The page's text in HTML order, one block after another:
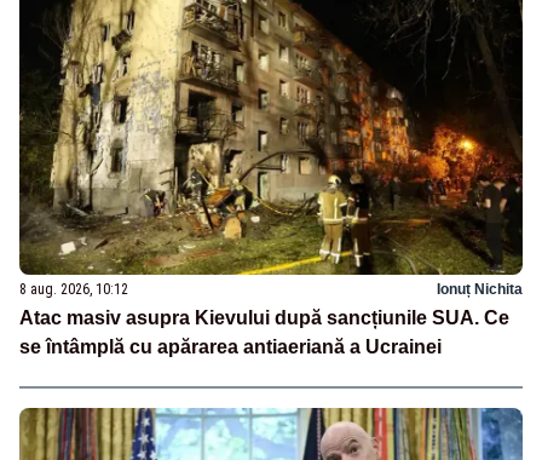
8 aug. 2026, 10:12 Ionuț Nichita
Atac masiv asupra Kievului după sancțiunile SUA. Ce
se întâmplă cu apărarea antiaeriană a Ucrainei